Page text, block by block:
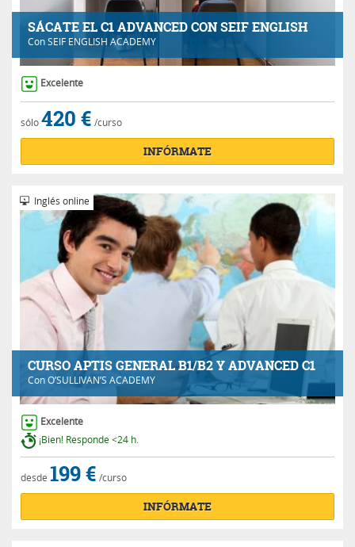
SÁCATE EL C1 ADVANCED CON SEIF ENGLISH
ConSEIF ENGLISH ACADEMY
Excelente
sólo420 € /curso
INFÓRMATE
CURSO APTIS GENERAL B1/B2 Y ADVANCED C1
ConO’SULLIVAN’S ACADEMY
Inglés online
Excelente
¡Bien! Responde <24 h.
desde 199 € /curso
INFÓRMATE